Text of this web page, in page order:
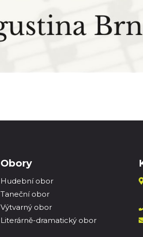
Obory
Hudební obor
Taneční obor
Výtvarný obor
Literárně-dramatický obor